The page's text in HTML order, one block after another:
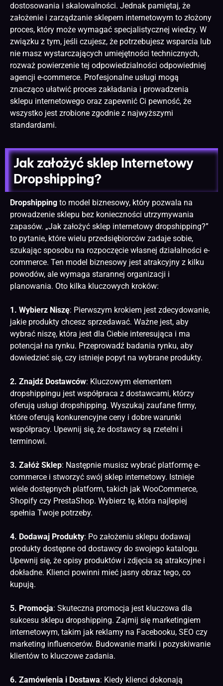
dostosowania i skalowalności. Jednak pamiętaj, że
założenie i zarządzanie sklepem internetowym to złożony
proces, który może wymagać specjalistycznej wiedzy. W
związku z tym, jeśli czujesz, że potrzebujesz wsparcia lub
nie masz wystarczających umiejętności technicznych,
rozważ powierzenie tej odpowiedzialności odpowiedniej
agencji e-commerce. Profesjonalne usługi mogą
znacząco ułatwić proces zakładania i prowadzenia
sklepu internetowego oraz zapewnić Ci pewność, że
wszystko jest zrobione zgodnie z najwyższymi
standardami.
Jak założyć sklep Internetowy
Dropshipping?
Dropshipping to model biznesowy, który pozwala na
prowadzenie sklepu bez konieczności utrzymywania
zapasów. „Jak założyć sklep internetowy dropshipping?”
to pytanie, które wielu przedsiębiorców zadaje sobie,
szukając sposobu na rozpoczęcie własnej działalności e-
commerce. Ten model biznesowy jest atrakcyjny z kilku
powodów, ale wymaga starannej organizacji i
planowania. Oto kilka kluczowych kroków:
1. Wybierz Niszę: Pierwszym krokiem jest zdecydowanie,
jakie produkty chcesz sprzedawać. Ważne jest, aby
wybrać niszę, która jest dla Ciebie interesująca i ma
potencjał na rynku. Przeprowadź badania rynku, aby
dowiedzieć się, czy istnieje popyt na wybrane produkty.
2. Znajdź Dostawców: Kluczowym elementem
dropshippingu jest współpraca z dostawcami, którzy
oferują usługi dropshipping. Wyszukaj zaufane firmy,
które oferują konkurencyjne ceny i dobre warunki
współpracy. Upewnij się, że dostawcy są rzetelni i
terminowi.
3. Załóż Sklep: Następnie musisz wybrać platformę e-
commerce i stworzyć swój sklep internetowy. Istnieje
wiele dostępnych platform, takich jak WooCommerce,
Shopify czy PrestaShop. Wybierz tę, która najlepiej
spełnia Twoje potrzeby.
4. Dodawaj Produkty: Po założeniu sklepu dodawaj
produkty dostępne od dostawcy do swojego katalogu.
Upewnij się, że opisy produktów i zdjęcia są atrakcyjne i
dokładne. Klienci powinni mieć jasny obraz tego, co
kupują.
5. Promocja: Skuteczna promocja jest kluczowa dla
sukcesu sklepu dropshipping. Zajmij się marketingiem
internetowym, takim jak reklamy na Facebooku, SEO czy
marketing influencerów. Budowanie marki i pozyskiwanie
klientów to kluczowe zadania.
6. Zamówienia i Dostawa: Kiedy klienci dokonają